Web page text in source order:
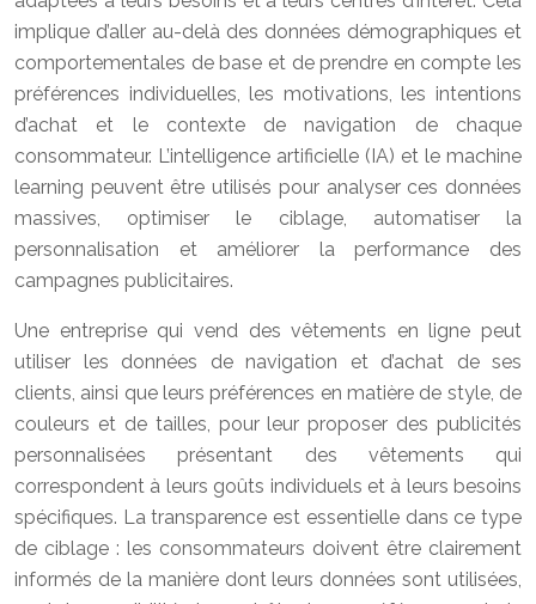
implique d’aller au-delà des données démographiques et
comportementales de base et de prendre en compte les
préférences individuelles, les motivations, les intentions
d’achat et le contexte de navigation de chaque
consommateur. L’intelligence artificielle (IA) et le machine
learning peuvent être utilisés pour analyser ces données
massives, optimiser le ciblage, automatiser la
personnalisation et améliorer la performance des
campagnes publicitaires.
Une entreprise qui vend des vêtements en ligne peut
utiliser les données de navigation et d’achat de ses
clients, ainsi que leurs préférences en matière de style, de
couleurs et de tailles, pour leur proposer des publicités
personnalisées présentant des vêtements qui
correspondent à leurs goûts individuels et à leurs besoins
spécifiques. La transparence est essentielle dans ce type
de ciblage : les consommateurs doivent être clairement
informés de la manière dont leurs données sont utilisées,